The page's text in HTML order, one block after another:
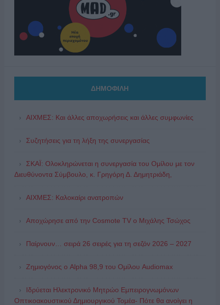
ΔΗΜΟΦΙΛΗ
ΑΙΧΜΕΣ: Και άλλες αποχωρήσεις και άλλες συμφωνίες
Συζητήσεις για τη λήξη της συνεργασίας
ΣΚΑΪ: Ολοκληρώνεται η συνεργασία του Ομίλου με τον
Διευθύνοντα Σύμβουλο, κ. Γρηγόρη Δ. Δημητριάδη,
ΑΙΧΜΕΣ: Καλοκαίρι ανατροπών
Αποχώρησε από την Cosmote TV o Μιχάλης Τσώχος
Παίρνουν… σειρά 26 σειρές για τη σεζόν 2026 – 2027
Ζημιογόνος ο Alpha 98,9 του Ομίλου Audiomax
Ιδρύεται Ηλεκτρονικό Μητρώο Εμπειρογνωμόνων
Οπτικοακουστικού Δημιουργικού Τομέα- Πότε θα ανοίγει η